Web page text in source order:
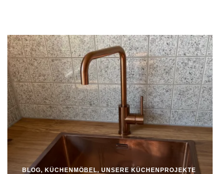
BLOG, KÜCHENMÖBEL, UNSERE KÜCHENPROJEKTE